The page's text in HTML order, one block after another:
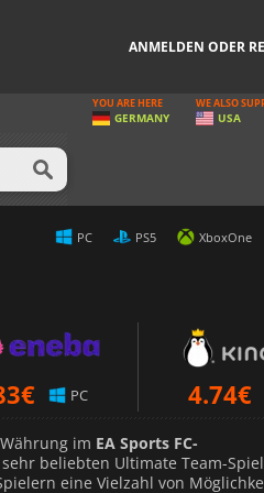
YOU ARE HERE
GERMANY
WE ALSO
USA
PC PS5 XboxOne
€ PC 4.74€
im EA Sports FC-
beliebten Ultimate Team-
eine Vielzahl von